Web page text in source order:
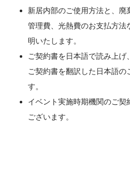
新居内部のご使用方法と、
管理費、光熱費のお支払方法
明いたします。
ご契約書を日本語で読み上
ご契約書を翻訳した日本語の
す。
イベント実施時期機関のご
ございます。